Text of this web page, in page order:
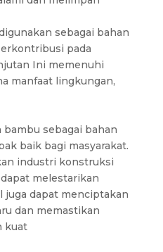
sebagai bahan
pada
Ini memenuhi
manfaat lingkungan,
bambu sebagai bahan
baik bagi masyarakat.
industri konstruksi
melestarikan
juga dapat menciptakan
dan memastikan
kuat